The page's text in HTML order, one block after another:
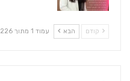
קודם הבא עמוד 1 מתוך 226